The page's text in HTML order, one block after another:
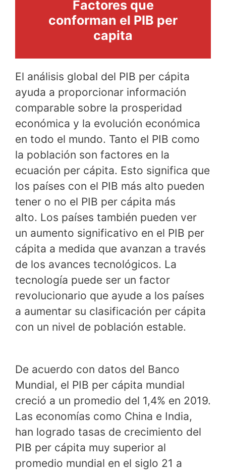
Factores que
conforman el PIB per
capita
El análisis global del PIB per cápita
ayuda a proporcionar información
comparable sobre la prosperidad
económica y la evolución económica
en todo el mundo. Tanto el PIB como
la población son factores en la
ecuación per cápita. Esto significa que
los países con el PIB más alto pueden
tener o no el PIB per cápita más
alto. Los países también pueden ver
un aumento significativo en el PIB per
cápita a medida que avanzan a través
de los avances tecnológicos. La
tecnología puede ser un factor
revolucionario que ayude a los países
a aumentar su clasificación per cápita
con un nivel de población estable.
De acuerdo con datos del Banco
Mundial, el PIB per cápita mundial
creció a un promedio del 1,4% en 2019.
Las economías como China e India,
han logrado tasas de crecimiento del
PIB per cápita muy superior al
promedio mundial en el siglo 21 a